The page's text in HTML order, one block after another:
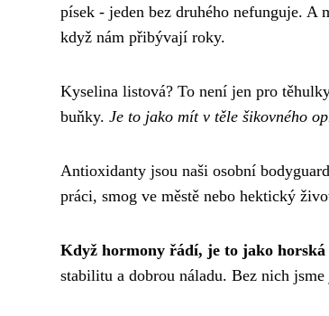
písek - jeden bez druhého nefunguje.
když nám přibývají roky.
Kyselina listová? To není jen pro
buňky. Je to jako mít v těle šikovného
Antioxidanty jsou naši osobní
práci, smog ve městě nebo hektický
Když hormony řádí, je to jako horská
stabilitu a dobrou náladu. Bez nich